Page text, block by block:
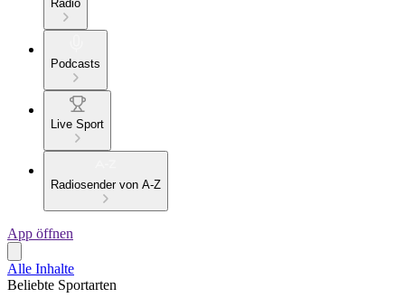
Radio
Podcasts
Live Sport
Radiosender von A-Z
App öffnen
Alle Inhalte
Beliebte Sportarten